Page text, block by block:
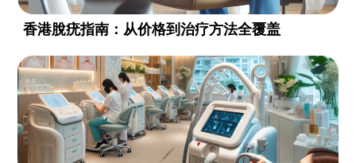
香港脫疣指南：从价格到治疗方法全覆盖